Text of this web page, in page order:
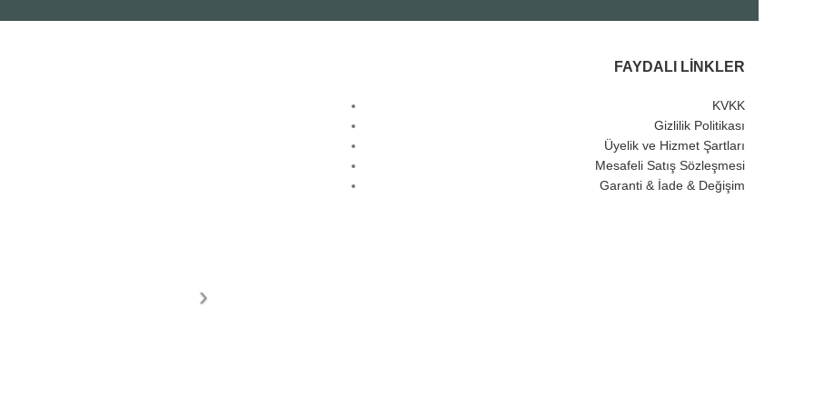
FAYDALI LINKLER
KVKK
Gizlilik Politikası
Üyelik ve Hizmet Şartları
Mesafeli Satış Sözleşmesi
Garanti & İade & Değişim